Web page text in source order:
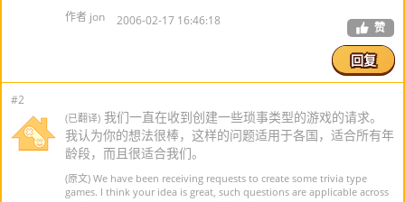
作者 jon 2006-02-17 16:46:18 赞
回复
#2
(已翻译) 我们一直在收到创建一些琐事类型的游戏的请求。
我认为你的想法很棒，这样的问题适用于各国，适合所有年
龄段，而且很适合我们。
(原文) We have been receiving requests to create some trivia type
games. I think your idea is great, such questions are applicable across